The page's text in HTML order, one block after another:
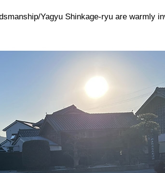
Yagyu Shinkage-ryu are warmly